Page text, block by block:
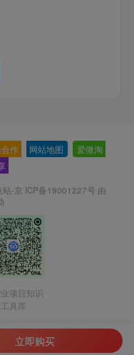
作 网站地图 爱微淘
站-京 ICP备19001227号 由
项目知识
工具库
立即购买